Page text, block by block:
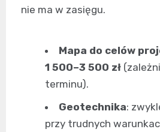
nie ma w zasięgu.
Mapa do celów
1 500–3 500 zł
terminu).
Geotechnika:
przy trudnych